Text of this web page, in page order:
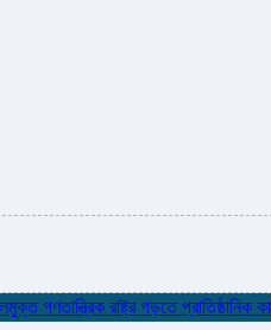
রাষ্ট্র গড়তে প্রাতিষ্ঠানিক কাঠামো